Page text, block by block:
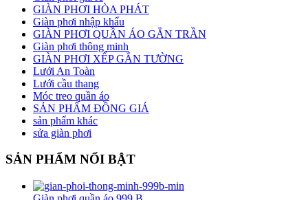
GIÀN PHƠI HÒA PHÁT
Giàn phơi nhập khẩu
GIÀN PHƠI QUẦN ÁO GẮN TRẦN
Giàn phơi thông minh
GIÀN PHƠI XẾP GẮN TƯỜNG
Lưới An Toàn
Lưới cầu thang
Móc treo quần áo
SẢN PHẨM ĐỒNG GIÁ
sản phẩm khác
sửa giàn phơi
SẢN PHẨM NỔI BẬT